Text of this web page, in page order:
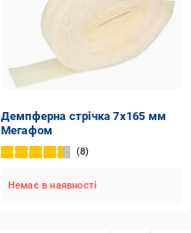
Демпферна стрічка 7x165 мм
Мегафом
8
Немає в наявності